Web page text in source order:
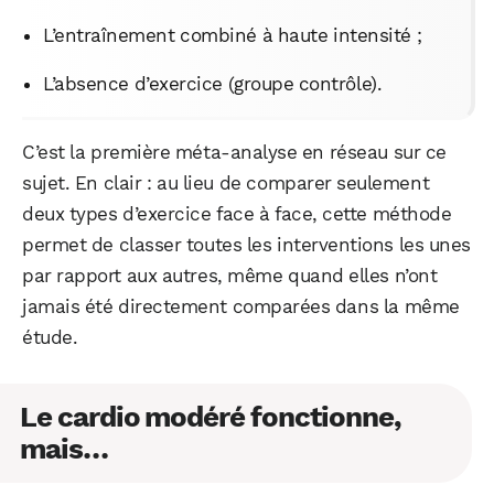
L’entraînement combiné à haute intensité ;
L’absence d’exercice (groupe contrôle).
C’est la première méta-analyse en réseau sur ce
sujet. En clair : au lieu de comparer seulement
deux types d’exercice face à face, cette méthode
permet de classer toutes les interventions les unes
par rapport aux autres, même quand elles n’ont
jamais été directement comparées dans la même
étude.
Le cardio modéré fonctionne,
mais…